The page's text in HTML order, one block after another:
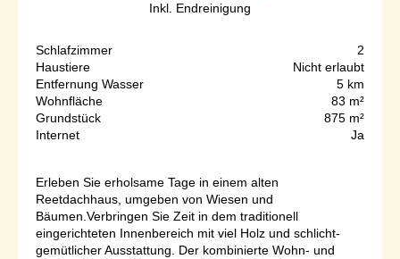
Inkl. Endreinigung
Schlafzimmer
2
Haustiere
Nicht erlaubt
Entfernung Wasser
5 km
Wohnfläche
83 m²
Grundstück
875 m²
Internet
Ja
Erleben Sie erholsame Tage in einem alten
Reetdachhaus, umgeben von Wiesen und
Bäumen.Verbringen Sie Zeit in dem traditionell
eingerichteten Innenbereich mit viel Holz und schlicht-
gemütlicher Ausstattung. Der kombinierte Wohn- und